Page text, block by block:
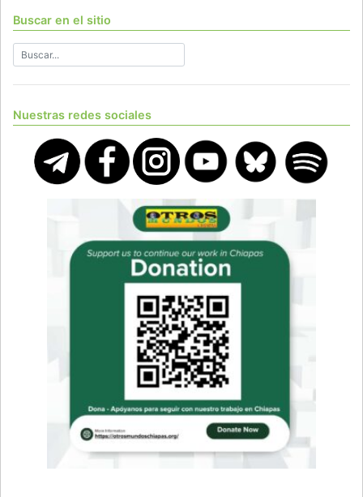
Buscar en el sitio
Nuestras redes sociales